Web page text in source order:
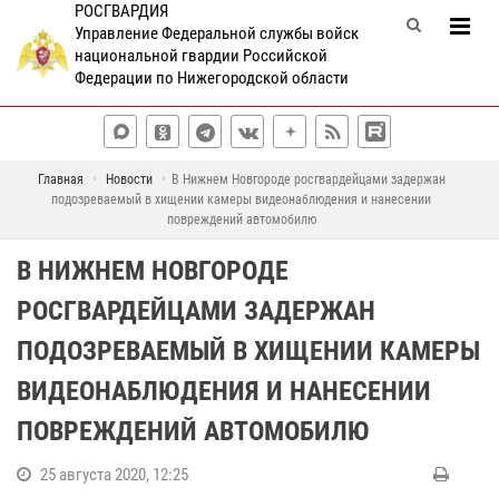
РОСГВАРДИЯ
Управление Федеральной службы войск
национальной гвардии Российской
Федерации по Нижегородской области
Главная Новости
В Нижнем Новгороде росгвардейцами задержан
подозреваемый в хищении камеры видеонаблюдения и нанесении
повреждений автомобилю
В НИЖНЕМ НОВГОРОДЕ
РОСГВАРДЕЙЦАМИ ЗАДЕРЖАН
ПОДОЗРЕВАЕМЫЙ В ХИЩЕНИИ КАМЕРЫ
ВИДЕОНАБЛЮДЕНИЯ И НАНЕСЕНИИ
ПОВРЕЖДЕНИЙ АВТОМОБИЛЮ
25 августа 2020, 12:25